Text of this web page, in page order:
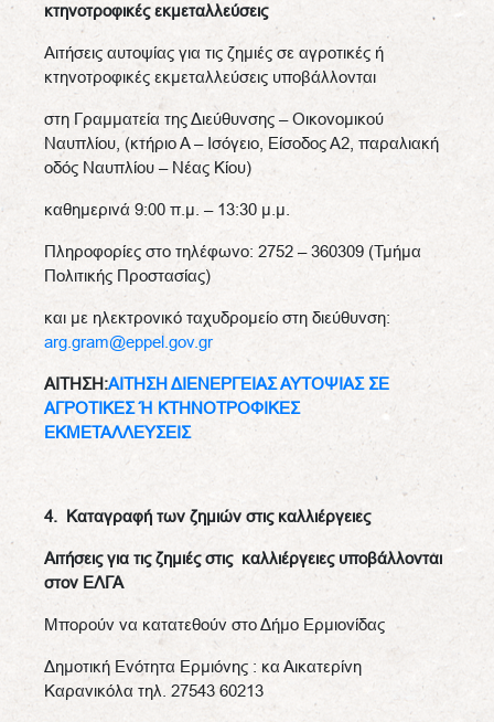
κτηνοτροφικές εκμεταλλεύσεις
Αιτήσεις αυτοψίας για τις ζημιές σε αγροτικές ή
κτηνοτροφικές εκμεταλλεύσεις υποβάλλονται
στη Γραμματεία της Διεύθυνσης – Οικονομικού
Ναυπλίου, (κτήριο Α – Ισόγειο, Είσοδος Α2, παραλιακή
οδός Ναυπλίου – Νέας Κίου)
καθημερινά 9:00 π.μ. – 13:30 μ.μ.
Πληροφορίες στο τηλέφωνο: 2752 – 360309 (Τμήμα
Πολιτικής Προστασίας)
και με ηλεκτρονικό ταχυδρομείο στη διεύθυνση:
arg.gram@eppel.gov.gr
ΑΙΤΗΣΗ:ΑΙΤΗΣΗ ΔΙΕΝΕΡΓΕΙΑΣ ΑΥΤΟΨΙΑΣ ΣΕ
ΑΓΡΟΤΙΚΕΣ Ή ΚΤΗΝΟΤΡΟΦΙΚΕΣ
ΕΚΜΕΤΑΛΛΕΥΣΕΙΣ
4. Καταγραφή των ζημιών στις καλλιέργειες
Αιτήσεις για τις ζημιές στις καλλιέργειες υποβάλλονται
στον ΕΛΓΑ
Μπορούν να κατατεθούν στο Δήμο Ερμιονίδας
Δημοτική Ενότητα Ερμιόνης : κα Αικατερίνη
Καρανικόλα τηλ. 27543 60213